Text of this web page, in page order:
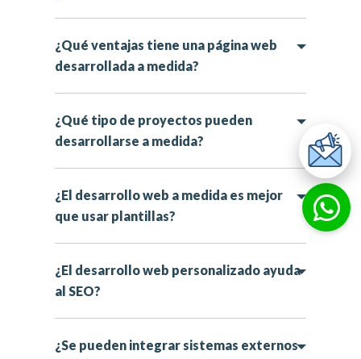
¿Qué ventajas tiene una página web
desarrollada a medida?
¿Qué tipo de proyectos pueden
desarrollarse a medida?
¿El desarrollo web a medida es mejor
que usar plantillas?
¿El desarrollo web personalizado ayuda
al SEO?
¿Se pueden integrar sistemas externos